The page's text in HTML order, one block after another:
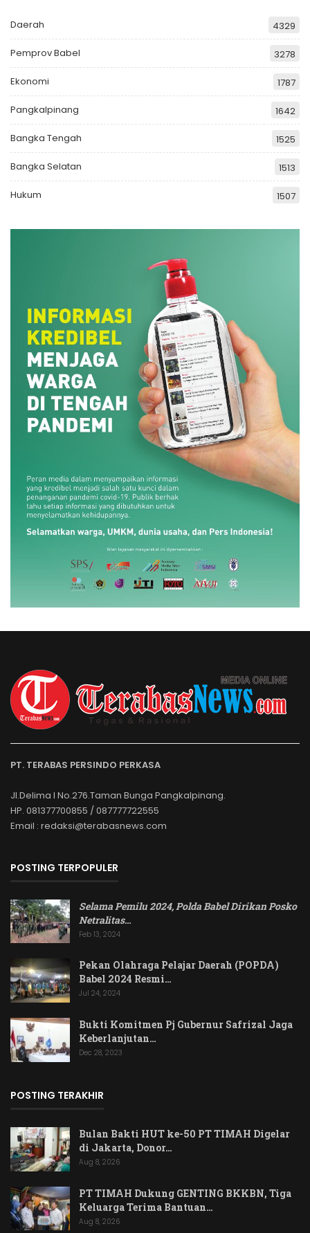
Daerah 4329
Pemprov Babel 3278
Ekonomi 1787
Pangkalpinang 1642
Bangka Tengah 1525
Bangka Selatan 1513
Hukum 1507
PT. TERABAS PERSINDO PERKASA
Jl.Delima I No.276.Taman Bunga Pangkalpinang.
HP. 081377700855 / 087777722555
Email : redaksi@terabasnews.com
POSTING TERPOPULER
Selama Pemilu 2024, Polda Babel Dirikan Posko
Netralitas…
Feb 13, 2024
Pekan Olahraga Pelajar Daerah (POPDA)
Babel 2024 Resmi…
Jul 24, 2024
Bukti Komitmen Pj Gubernur Safrizal Jaga
Keberlanjutan…
Dec 28, 2023
POSTING TERAKHIR
Bulan Bakti HUT ke-50 PT TIMAH Digelar
di Jakarta, Donor…
Aug 8, 2026
PT TIMAH Dukung GENTING BKKBN, Tiga
Keluarga Terima Bantuan…
Aug 8, 2026